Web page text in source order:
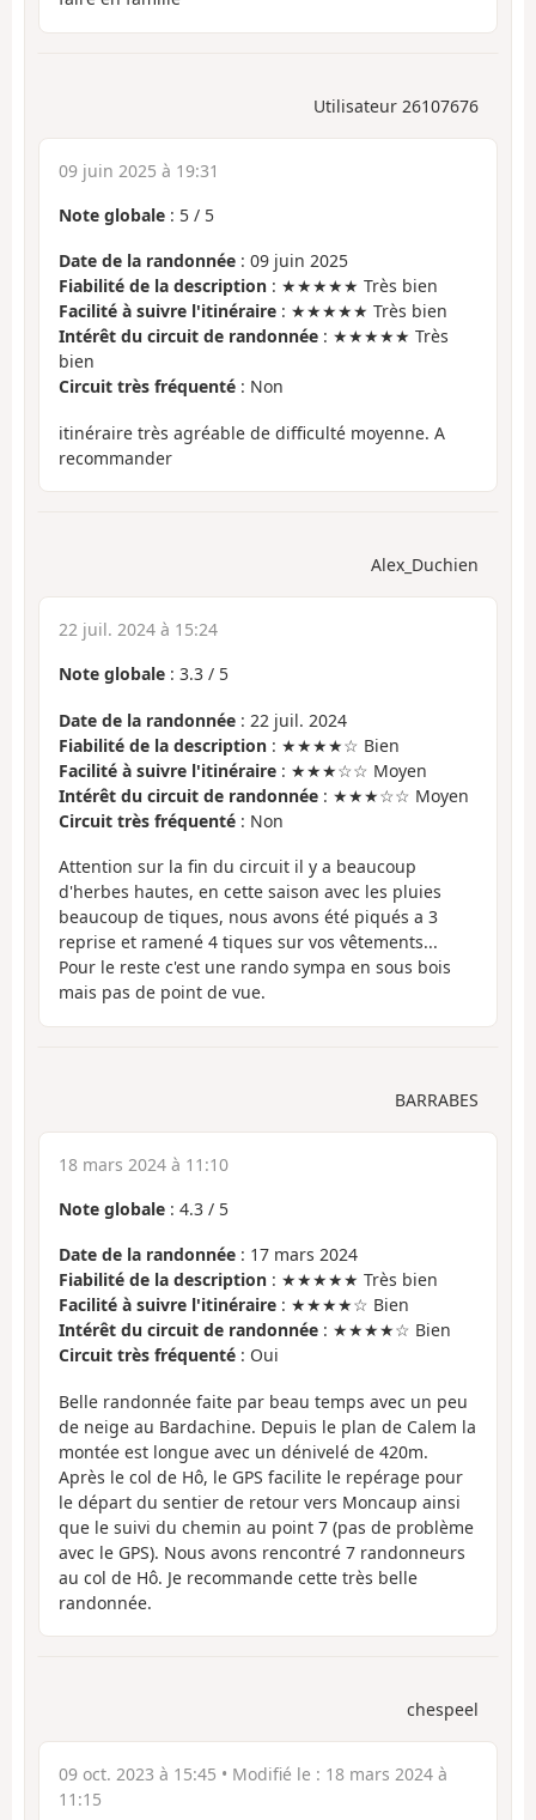
Utilisateur 26107676
09 juin 2025 à 19:31
Note globale : 5 / 5
Date de la randonnée : 09 juin 2025
Fiabilité de la description : ★★★★★ Très bien
Facilité à suivre l'itinéraire : ★★★★★ Très bien
Intérêt du circuit de randonnée : ★★★★★ Très
bien
Circuit très fréquenté : Non
itinéraire très agréable de difficulté moyenne. A
recommander
Alex_Duchien
22 juil. 2024 à 15:24
Note globale : 3.3 / 5
Date de la randonnée : 22 juil. 2024
Fiabilité de la description : ★★★★☆ Bien
Facilité à suivre l'itinéraire : ★★★☆☆ Moyen
Intérêt du circuit de randonnée : ★★★☆☆ Moyen
Circuit très fréquenté : Non
Attention sur la fin du circuit il y a beaucoup
d'herbes hautes, en cette saison avec les pluies
beaucoup de tiques, nous avons été piqués a 3
reprise et ramené 4 tiques sur vos vêtements...
Pour le reste c'est une rando sympa en sous bois
mais pas de point de vue.
BARRABES
18 mars 2024 à 11:10
Note globale : 4.3 / 5
Date de la randonnée : 17 mars 2024
Fiabilité de la description : ★★★★★ Très bien
Facilité à suivre l'itinéraire : ★★★★☆ Bien
Intérêt du circuit de randonnée : ★★★★☆ Bien
Circuit très fréquenté : Oui
Belle randonnée faite par beau temps avec un peu
de neige au Bardachine. Depuis le plan de Calem la
montée est longue avec un dénivelé de 420m.
Après le col de Hô, le GPS facilite le repérage pour
le départ du sentier de retour vers Moncaup ainsi
que le suivi du chemin au point 7 (pas de problème
avec le GPS). Nous avons rencontré 7 randonneurs
au col de Hô. Je recommande cette très belle
randonnée.
chespeel
09 oct. 2023 à 15:45 • Modifié le : 18 mars 2024 à
11:15